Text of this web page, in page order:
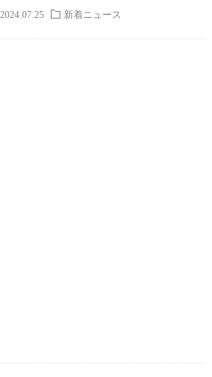
2024.07.25 新着ニュース